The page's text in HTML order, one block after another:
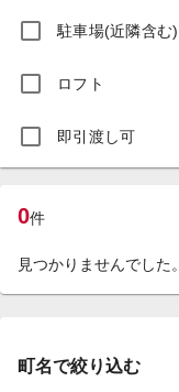
駐車場(近隣含む)
ロフト
即引渡し可
0件
見つかりませんでした。
町名で絞り込む